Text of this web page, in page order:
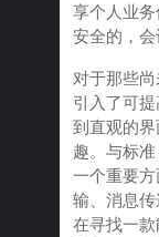
享个人业
安全的，会
对于那些
引入了可
到直观的
趣。与标
一个重要
输、消息
在寻找一